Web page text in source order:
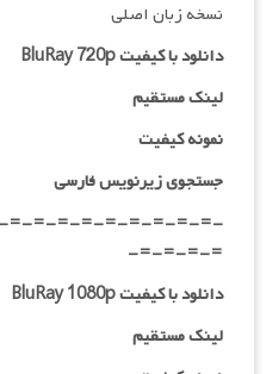
نسخه زبان اصلی
دانلود با کیفیت BluRay 720p
لینک مستقیم
نمونه کیفیت
جستجوی زیرنویس فارسی
=-=-=-=-=-=-=-=-
=-=-=-=-
دانلود با کیفیت BluRay 1080p
لینک مستقیم